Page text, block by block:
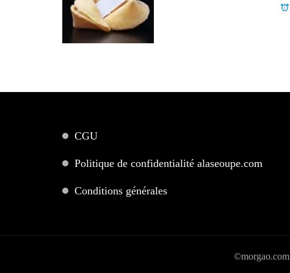
CGU
Politique de confidentialité alaseoupe.com
Conditions générales
©morgao.com